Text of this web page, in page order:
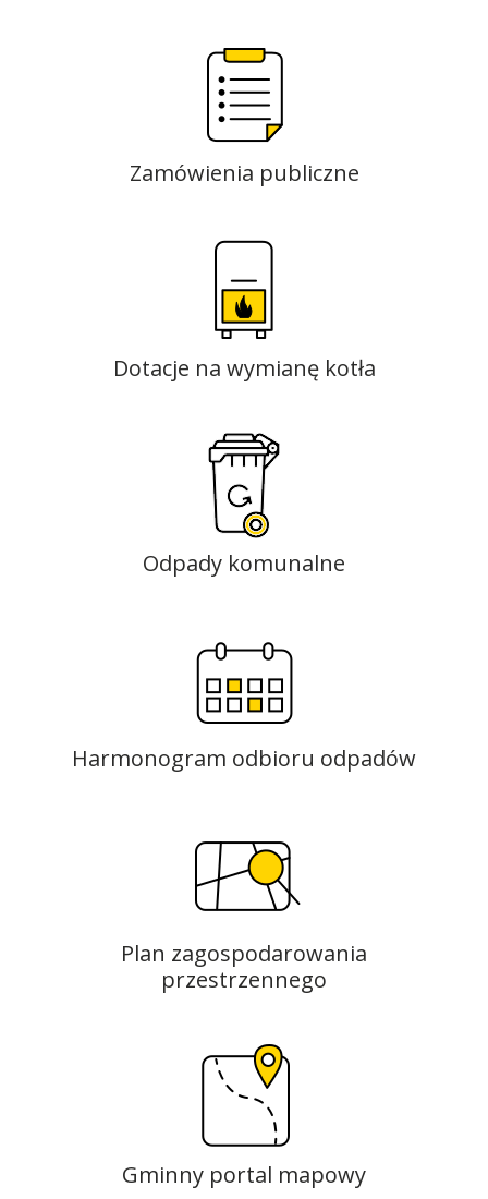
Zamówienia publiczne
Dotacje na wymianę kotła
Odpady komunalne
Harmonogram odbioru odpadów
Plan zagospodarowania
przestrzennego
Gminny portal mapowy